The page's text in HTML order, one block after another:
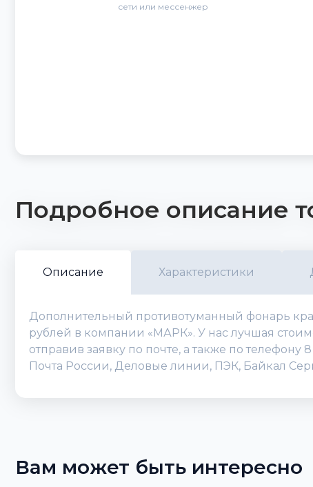
сети или мессенжер
Подробное описание
Описание Характеристики
Дополнительный противотуманный фонарь
рублей в компании «МАРК». У нас лучшая
отправив заявку по почте, а также по
Почта России, Деловые линии, ПЭК, Байкал
Вам может быть интересно